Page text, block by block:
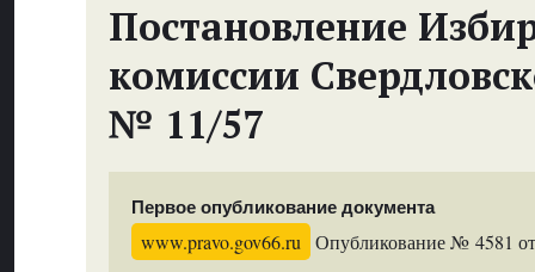
Постановление
комиссии
№ 11/57
Первое опубликование документа
www.pravo.gov66.ru Опубликование № 4581